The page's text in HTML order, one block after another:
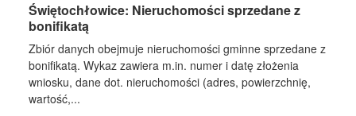
Świętochłowice: Nieruchomości sprzedane z
bonifikatą
Zbiór danych obejmuje nieruchomości gminne sprzedane z
bonifikatą. Wykaz zawiera m.in. numer i datę złożenia
wniosku, dane dot. nieruchomości (adres, powierzchnię,
wartość,...